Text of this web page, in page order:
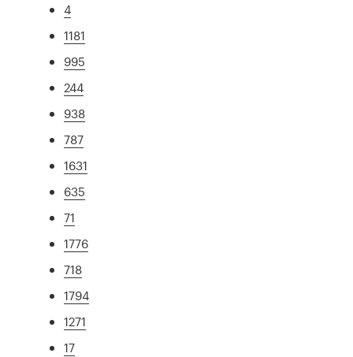
4
1181
995
244
938
787
1631
635
71
1776
718
1794
1271
17